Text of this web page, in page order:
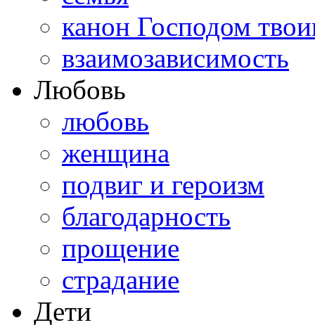
канон Господом
взаимозависимость
Любовь
любовь
женщина
подвиг и героизм
благодарность
прощение
страдание
Дети